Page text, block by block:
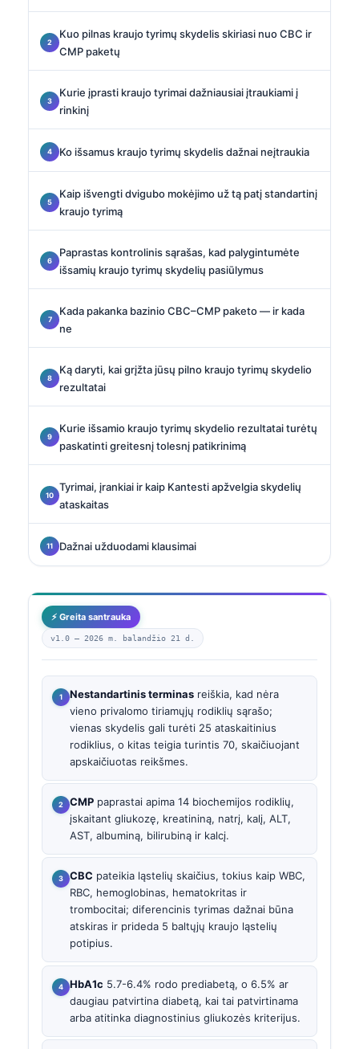
Kuo pilnas kraujo tyrimų skydelis skiriasi nuo CBC ir
CMP paketų
Kurie įprasti kraujo tyrimai dažniausiai įtraukiami į
rinkinį
Ko išsamus kraujo tyrimų skydelis dažnai neįtraukia
Kaip išvengti dvigubo mokėjimo už tą patį standartinį
kraujo tyrimą
Paprastas kontrolinis sąrašas, kad palygintumėte
išsamių kraujo tyrimų skydelių pasiūlymus
Kada pakanka bazinio CBC–CMP paketo — ir kada
ne
Ką daryti, kai grįžta jūsų pilno kraujo tyrimų skydelio
rezultatai
Kurie išsamio kraujo tyrimų skydelio rezultatai turėtų
paskatinti greitesnį tolesnį patikrinimą
Tyrimai, įrankiai ir kaip Kantesti apžvelgia skydelių
ataskaitas
Dažnai užduodami klausimai
⚡ Greita santrauka
v1.0 — 2026 m. balandžio 21 d.
Nestandartinis terminas reiškia, kad nėra
vieno privalomo tiriamųjų rodiklių sąrašo;
vienas skydelis gali turėti 25 ataskaitinius
rodiklius, o kitas teigia turintis 70, skaičiuojant
apskaičiuotas reikšmes.
CMP paprastai apima 14 biochemijos rodiklių,
įskaitant gliukozę, kreatininą, natrį, kalį, ALT,
AST, albuminą, bilirubiną ir kalcį.
CBC pateikia ląstelių skaičius, tokius kaip WBC,
RBC, hemoglobinas, hematokritas ir
trombocitai; diferencinis tyrimas dažnai būna
atskiras ir prideda 5 baltųjų kraujo ląstelių
potipius.
HbA1c 5.7-6.4% rodo prediabetą, o 6.5% ar
daugiau patvirtina diabetą, kai tai patvirtinama
arba atitinka diagnostinius gliukozės kriterijus.